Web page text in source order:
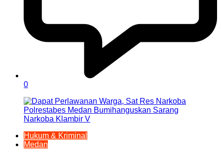
0
Hukum & Kriminal
Medan